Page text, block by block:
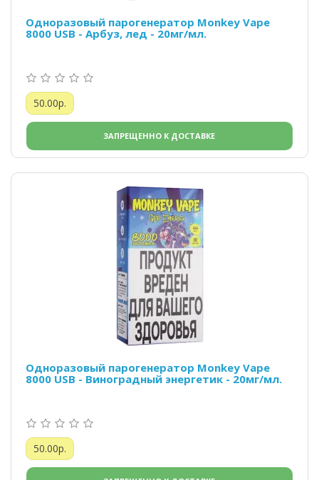
Одноразовый парогенератор Monkey Vape
8000 USB - Арбуз, лед - 20мг/мл.
50.00р.
ЗАПРЕЩЕННО К ДОСТАВКЕ
Одноразовый парогенератор Monkey Vape
8000 USB - Виноградный энергетик - 20мг/мл.
50.00р.